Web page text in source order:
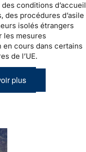
conditions d’accueil
des procédures d’asile
isolés étrangers
les mesures
en cours dans certains
de l’UE.
plus